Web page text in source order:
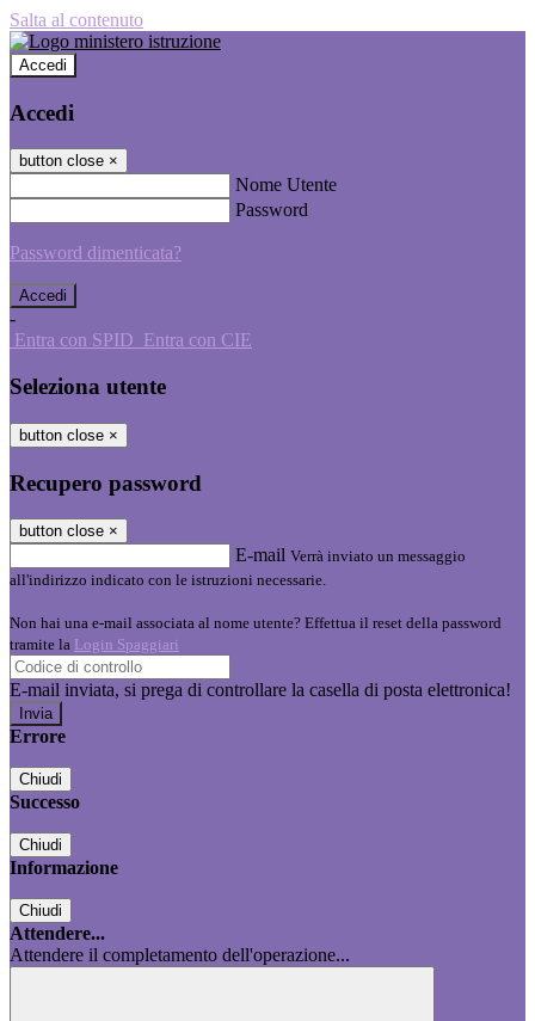
Salta al contenuto
Accedi
Accedi
button close ×
Nome Utente
Password
Password dimenticata?
-
Entra con SPID Entra con CIE
Seleziona utente
button close ×
Recupero password
button close ×
E-mail Verrà inviato un messaggio
all'indirizzo indicato con le istruzioni necessarie.
Non hai una e-mail associata al nome utente? Effettua il reset della password
tramite la Login Spaggiari
E-mail inviata, si prega di controllare la casella di posta elettronica!
Errore
Chiudi
Successo
Chiudi
Informazione
Chiudi
Attendere...
Attendere il completamento dell'operazione...